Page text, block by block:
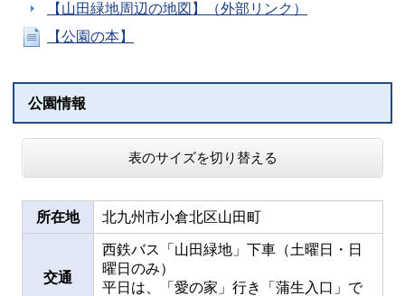
【山田緑地周辺の地図】（外部リンク）
【公園の本】
公園情報
表のサイズを切り替える
所在地 北九州市小倉北区山田町
交通
西鉄バス「山田緑地」下車（土曜日・日
曜日のみ）
平日は、「愛の家」行き「蒲生入口」で